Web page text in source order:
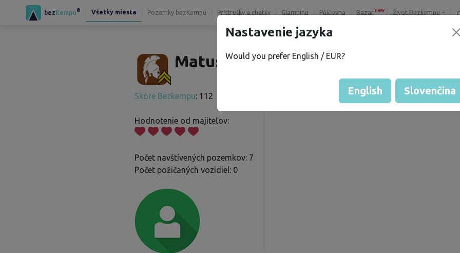
bezKempu® Všetky miesta Pozemky bezKempu Prístrešky a chatky Glamping Půjčovna Bazar new Život Bezkempu
Matus V.
Skóre Bezkempu: 112
Hodnotenie od majiteľov:
Počet navštívených pozemkov: 7
Počet požičaných vozidiel: 0
Hodnotenie pozemkov
Nastavenie jazyka
Would you prefer English / EUR?
English Slovenčina